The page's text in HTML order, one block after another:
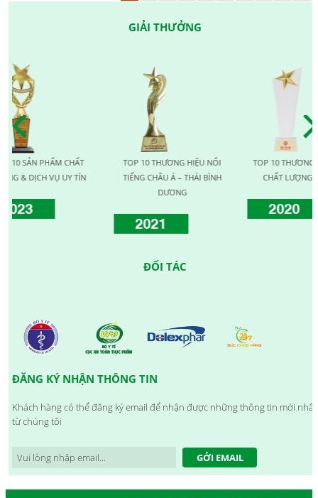
GIẢI THƯỞNG
PHẨM CHẤT
VỤ UY TÍN
TOP 10 THƯƠNG HIỆU NỔI
TIẾNG CHÂU Á – THÁI BÌNH
TOP 10 THƯƠNG HIỆU
CHẤT LƯỢNG QUỐC TẾ
ĐỐI TÁC
ĐĂNG KÝ NHẬN THÔNG TIN
Khách hàng có thể đăng ký email để nhận được những thông tin mới nhất
từ chúng tôi
GỞI EMAIL